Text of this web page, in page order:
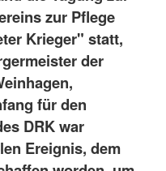
zur Pflege
Krieger" statt,
der
für den
DRK war
Ereignis, dem